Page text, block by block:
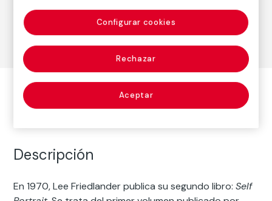
Fotografía
Descripción
En 1970, Lee Friedlander publica su segundo libro:Self
Rechazar
Aceptar
Configurar cookies